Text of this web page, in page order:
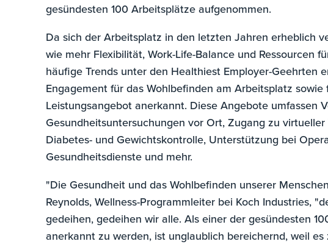
gesündesten 100 Arbeitsplätze aufgenommen.
Da sich der Arbeitsplatz in den letzten Jahren erheblich
wie mehr Flexibilität, Work-Life-Balance und Ressourcen
häufige Trends unter den Healthiest Employer-Geehrten
Engagement für das Wohlbefinden am Arbeitsplatz sowie
Leistungsangebot anerkannt. Diese Angebote umfassen
Gesundheitsuntersuchungen vor Ort, Zugang zu virtueller
Diabetes- und Gewichtskontrolle, Unterstützung bei
Gesundheitsdienste und mehr.
"Die Gesundheit und das Wohlbefinden unserer
Reynolds, Wellness-Programmleiter bei Koch Industries,
gedeihen, gedeihen wir alle. Als einer der gesündesten
anerkannt zu werden, ist unglaublich bereichernd, weil